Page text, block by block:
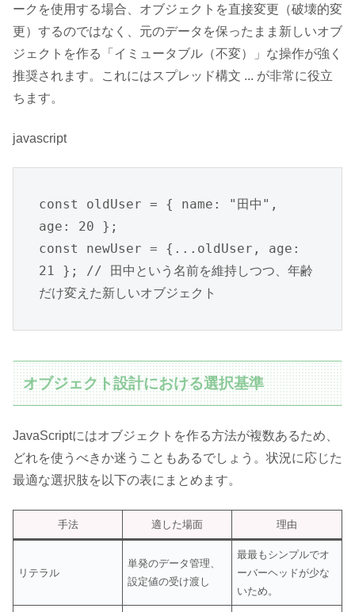
ークを使用する場合、オブジェクトを直接変更（破壊的変
更）するのではなく、元のデータを保ったまま新しいオブ
ジェクトを作る「イミュータブル（不変）」な操作が強く
推奨されます。これにはスプレッド構文 ... が非常に役立
ちます。
javascript
const oldUser = { name: "田中",
age: 20 };
const newUser = {...oldUser, age:
21 }; // 田中という名前を維持しつつ、年齢
だけ変えた新しいオブジェクト
オブジェクト設計における選択基準
JavaScriptにはオブジェクトを作る方法が複数あるため、
どれを使うべきか迷うこともあるでしょう。状況に応じた
最適な選択肢を以下の表にまとめます。
手法 適した場面 理由
リテラル
単発のデータ管理、
設定値の受け渡し
最最もシンプルでオ
ーバーヘッドが少な
いため。